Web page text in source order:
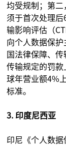
均受规制；第二
须于首次处理
输影响评估（
向个人数据保
国法律保障、
传输规定的罚款
球年营业额4%
标准。
3. 印度尼西亚
印尼《个人数